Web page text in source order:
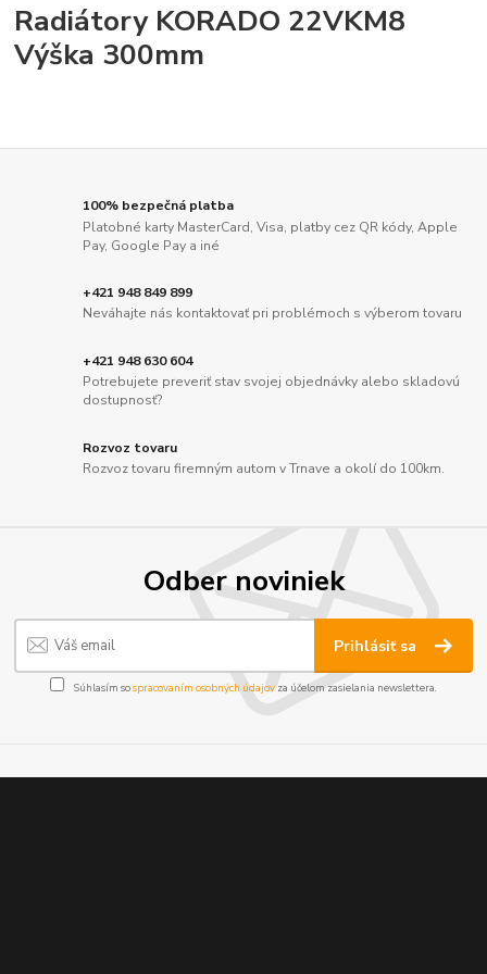
Radiátory KORADO 22VKM8
Výška 300mm
100% bezpečná platba
Platobné karty MasterCard, Visa, platby cez QR kódy, Apple
Pay, Google Pay a iné
+421 948 849 899
Neváhajte nás kontaktovať pri problémoch s výberom tovaru
+421 948 630 604
Potrebujete preveriť stav svojej objednávky alebo skladovú
dostupnosť?
Rozvoz tovaru
Rozvoz tovaru firemným autom v Trnave a okolí do 100km.
Odber noviniek
Prihlásiť sa
Súhlasím sospracovaním osobných údajov za účelom zasielania newslettera.